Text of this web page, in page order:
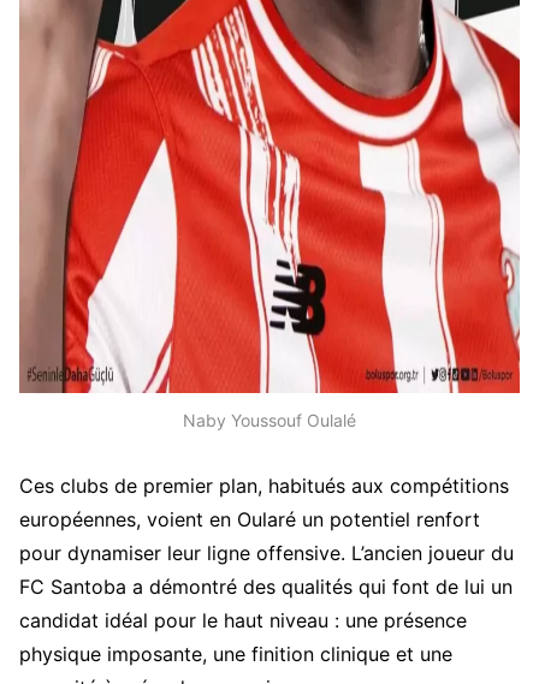
Naby Youssouf Oulalé
Ces clubs de premier plan, habitués aux compétitions
européennes, voient en Oularé un potentiel renfort
pour dynamiser leur ligne offensive. L’ancien joueur du
FC Santoba a démontré des qualités qui font de lui un
candidat idéal pour le haut niveau : une présence
physique imposante, une finition clinique et une